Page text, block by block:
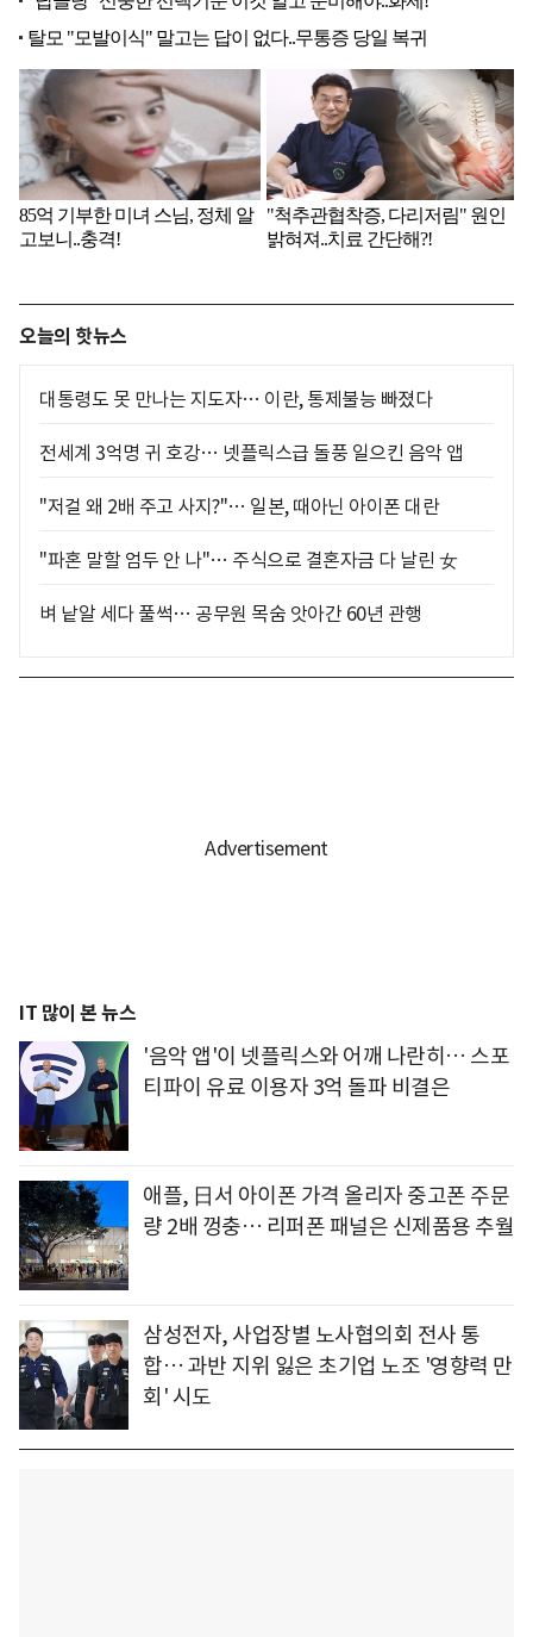
오늘의 핫뉴스
대통령도 못 만나는 지도자… 이란, 통제불능 빠졌다
전세계 3억명 귀 호강… 넷플릭스급 돌풍 일으킨 음악 앱
"저걸 왜 2배 주고 사지?"… 일본, 때아닌 아이폰 대란
"파혼 말할 엄두 안 나"… 주식으로 결혼자금 다 날린 女
벼 낱알 세다 풀썩… 공무원 목숨 앗아간 60년 관행
IT 많이 본 뉴스
'음악 앱'이 넷플릭스와 어깨 나란히… 스포
티파이 유료 이용자 3억 돌파 비결은
애플, 日서 아이폰 가격 올리자 중고폰 주문
량 2배 껑충… 리퍼폰 패널은 신제품용 추월
삼성전자, 사업장별 노사협의회 전사 통
합… 과반 지위 잃은 초기업 노조 '영향력 만
회' 시도